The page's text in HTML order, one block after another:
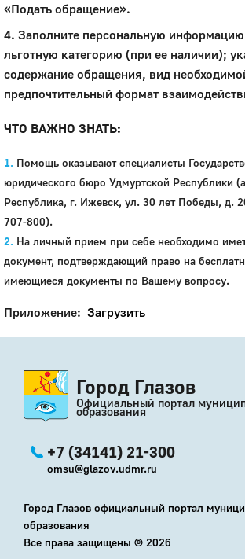
«Подать обращение».
4. Заполните персональную
льготную категорию (при ее наличии);
содержание обращения, вид
предпочтительный формат
ЧТО ВАЖНО ЗНАТЬ:
Помощь оказывают специалисты
юридического бюро Удмуртской Республики
Республика, г. Ижевск, ул. 30 лет Победы, д.
707-800).
На личный прием при себе необходимо
документ, подтверждающий право на
имеющиеся документы по Вашему вопросу.
Приложение: Загрузить
Город Глазов
Официальный портал
образования
+7 (34141) 21-300
omsu@glazov.udmr.ru
Город Глазов официальный портал
образования
Все права защищены © 2026